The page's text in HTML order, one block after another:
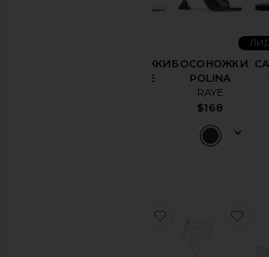
БОСОНОЖКИ
PAULINE
БОСОНОЖКИ
POLINA
RAYE
$168